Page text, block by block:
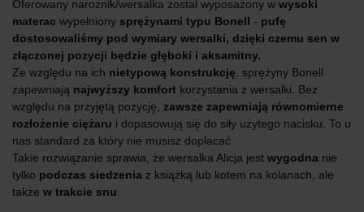
Oferowany narożnik/wersalka został wyposażony w wysoki
materac wypełniony sprężynami typu Bonell - pufę
dostosowaliśmy pod wymiary wersalki, dzięki czemu sen w
złączonej pozycji będzie głęboki i aksamitny.
Ze względu na ich nietypową konstrukcję , sprężyny Bonell
zapewniają najwyższy komfort korzystania z wersalki. Bez
względu na przyjętą pozycję, zawsze zapewniają równomierne
rozłożenie ciężaru i dopasowują się do siły użytego nacisku. To u
nas standard za który nie musisz dopłacać
Takie rozwiązanie sprawia, że wersalka Alicja jest wygodna nie
tylko podczas siedzenia z książką lub kotem na kolanach, ale
także w trakcie snu